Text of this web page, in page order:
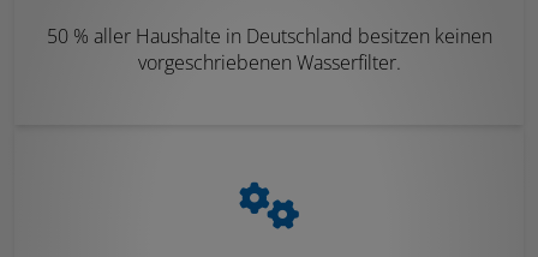
50 % aller Haushalte in Deutschland besitzen keinen
vorgeschriebenen Wasserfilter.